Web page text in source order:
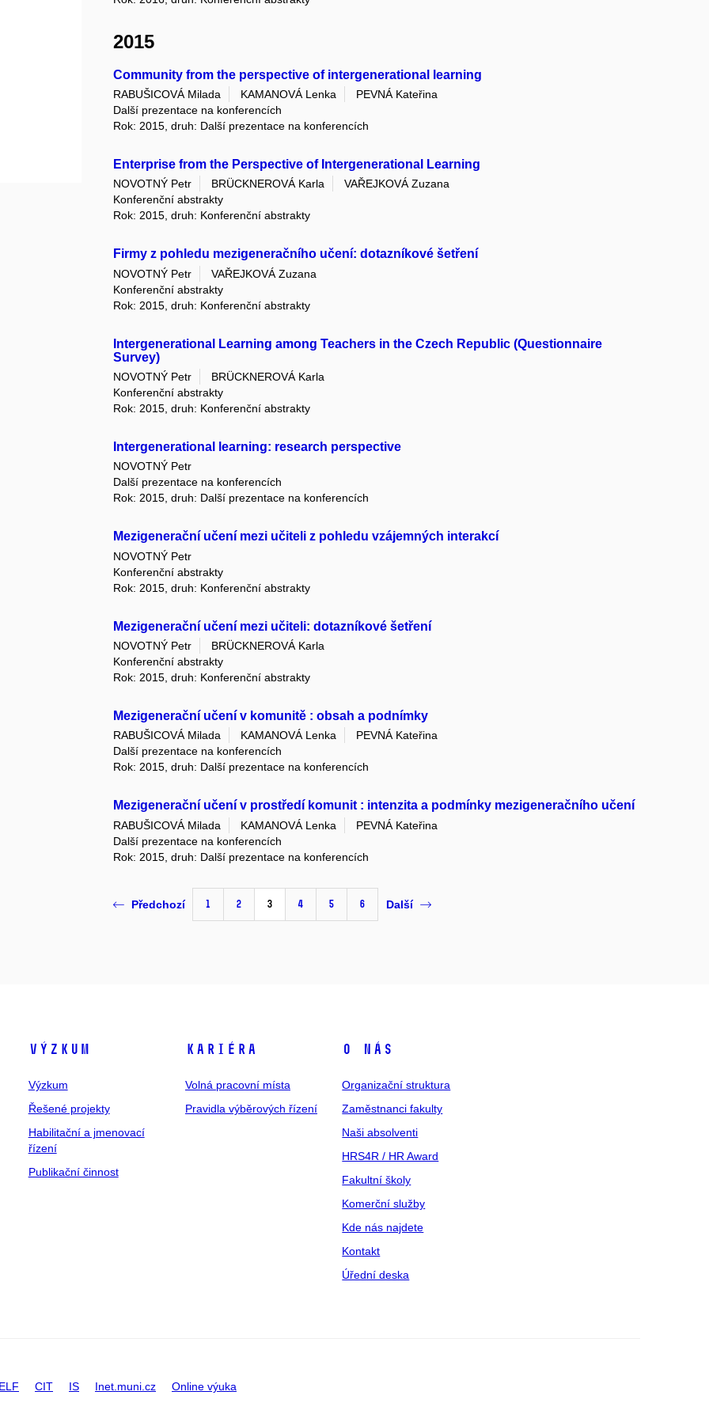
2015
Community from the perspective of intergenerational learning
RABUŠICOVÁ Milada KAMANOVÁ Lenka
PEVNÁ Kateřina
Další prezentace na konferencích
Rok: 2015, druh: Další prezentace na konferencích
Enterprise from the Perspective of Intergenerational Learning
NOVOTNÝ Petr BRÜCKNEROVÁ Karla
VAŘEJKOVÁ Zuzana
Konferenční abstrakty
Rok: 2015, druh: Konferenční abstrakty
Firmy z pohledu mezigeneračního učení: dotazníkové šetření
NOVOTNÝ Petr
VAŘEJKOVÁ Zuzana
Konferenční abstrakty
Rok: 2015, druh: Konferenční abstrakty
Intergenerational Learning among Teachers in the Czech Republic (Questionnaire
Survey)
NOVOTNÝ Petr
BRÜCKNEROVÁ Karla
Konferenční abstrakty
Rok: 2015, druh: Konferenční abstrakty
Intergenerational learning: research perspective
NOVOTNÝ Petr
Další prezentace na konferencích
Rok: 2015, druh: Další prezentace na konferencích
Mezigenerační učení mezi učiteli z pohledu vzájemných interakcí
NOVOTNÝ Petr
Konferenční abstrakty
Rok: 2015, druh: Konferenční abstrakty
Mezigenerační učení mezi učiteli: dotazníkové šetření
NOVOTNÝ Petr
BRÜCKNEROVÁ Karla
Konferenční abstrakty
Rok: 2015, druh: Konferenční abstrakty
Mezigenerační učení v komunitě : obsah a podnímky
RABUŠICOVÁ Milada KAMANOVÁ Lenka
PEVNÁ Kateřina
Další prezentace na konferencích
Rok: 2015, druh: Další prezentace na konferencích
Mezigenerační učení v prostředí komunit : intenzita a podmínky mezigeneračního učení
RABUŠICOVÁ Milada KAMANOVÁ Lenka
PEVNÁ Kateřina
Další prezentace na konferencích
Rok: 2015, druh: Další prezentace na konferencích
Předchozí 1 2 3 4 5 6 Další
Výzkum
Výzkum
Řešené projekty
Habilitační a jmenovací
řízení
Publikační činnost
Kariéra
Volná pracovní místa
Pravidla výběrových řízení
O nás
Organizační struktura
Zaměstnanci fakulty
Naši absolventi
HRS4R / HR Award
Fakultní školy
Komerční služby
Kde nás najdete
Kontakt
Úřední deska
ELF CIT IS Inet.muni.cz Online výuka